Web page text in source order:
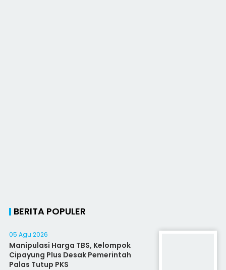
BERITA POPULER
05 Agu 2026
Manipulasi Harga TBS, Kelompok
Cipayung Plus Desak Pemerintah
Palas Tutup PKS